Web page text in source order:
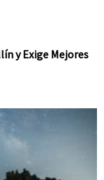
y Exige Mejores